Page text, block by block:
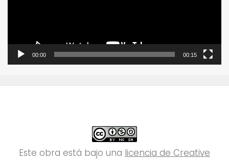
00:00 00:15
Este obra está bajo una licencia de Creative